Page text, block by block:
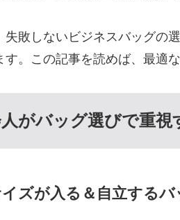
失敗しないビジネスバッグの
す。この記事を読めば、最適
がバッグ選びで重視
ズが入る＆自立するバ